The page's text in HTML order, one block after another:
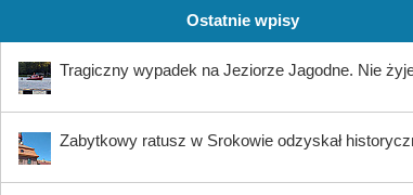
Ostatnie wpisy
Tragiczny wypadek na Jeziorze Jagodne. Nie
Zabytkowy ratusz w Srokowie odzyskał